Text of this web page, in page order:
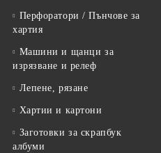
Перфоратори / Пънчове за
хартия
Машини и щанци за
изрязване и релеф
Лепене, рязане
Хартии и картони
Заготовки за скрапбук
албуми